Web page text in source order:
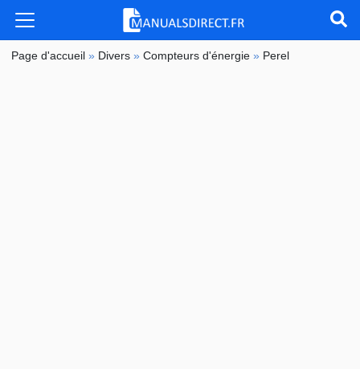
Page d'accueil » Divers »Compteurs d'énergie » Perel